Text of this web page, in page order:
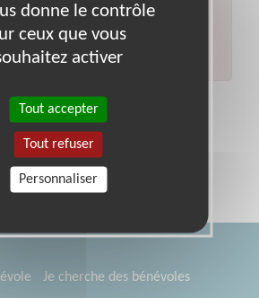
moins de critères et/ou remplacer
par celui de votre département.
une nouvelle recherche
Je cherche des bénévoles
donne le contrôle
ceux que vous
activer
Tout accepter
Tout refuser
Personnaliser